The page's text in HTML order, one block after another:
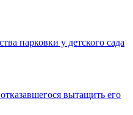
парковки у детского сада
вытащить его